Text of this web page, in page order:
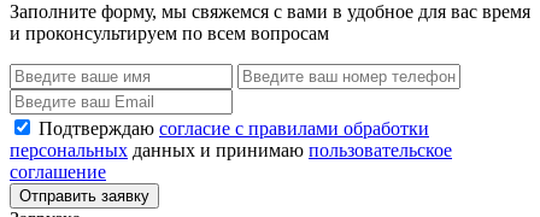
Заполните форму, мы свяжемся с вами в удобное для вас время
и проконсультируем по всем вопросам
Подтверждаю согласие с правилами обработки
персональных данных и принимаю пользовательское
соглашение
Отправить заявку